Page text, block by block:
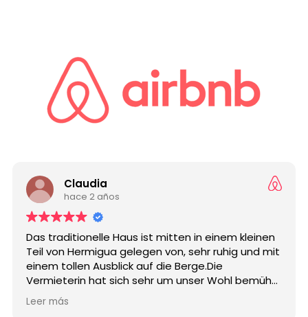
Claudia
hace 2 años
Das traditionelle Haus ist mitten in einem kleinen
Teil von Hermigua gelegen von, sehr ruhig und mit
einem tollen Ausblick auf die Berge.Die
Vermieterin hat sich sehr um unser Wohl bemüht,
es lagen auch ein paar Bananen als
Willkommensgruß bereit. Wir kommen gern
Leer más